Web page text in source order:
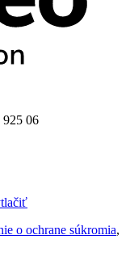
925 06
o ochrane súkromia,